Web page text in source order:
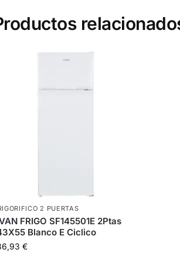
2 PUERTAS
FRIGO SF145501E 2Ptas
Blanco E Ciclico
€